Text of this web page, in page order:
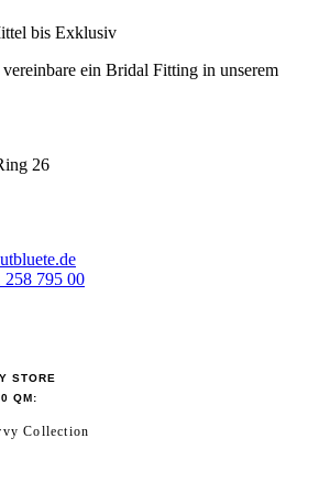
bis Exklusiv
ein Bridal Fitting in unserem
26
258 795 00
STORE
QM:
Collection